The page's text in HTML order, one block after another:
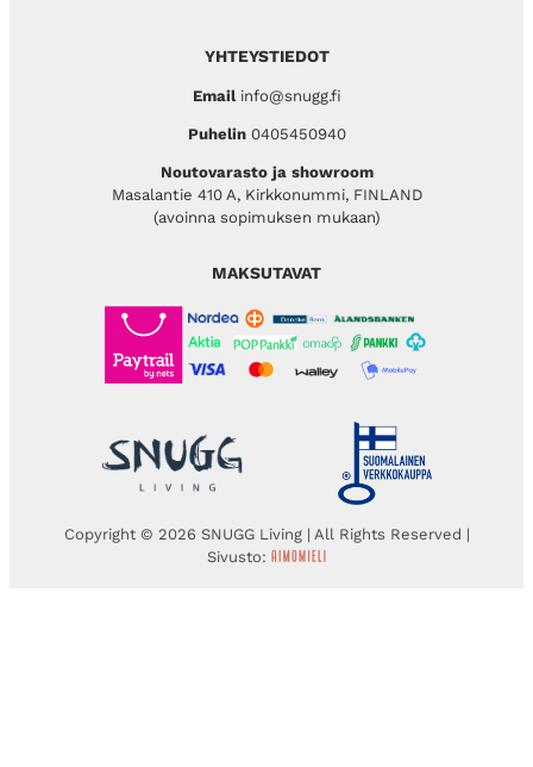
YHTEYSTIEDOT
Emailinfo@snugg.fi
Puhelin 0405450940
Noutovarasto ja showroom
Masalantie 410 A, Kirkkonummi, FINLAND
(avoinna sopimuksen mukaan)
MAKSUTAVAT
Copyright © 2026 SNUGG Living | All Rights Reserved |
Sivusto: